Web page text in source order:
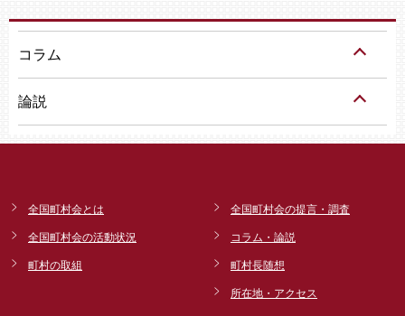
コラム
論説
全国町村会とは
全国町村会の活動状況
町村の取組
全国町村会の提言・調査
コラム・論説
町村長随想
所在地・アクセス